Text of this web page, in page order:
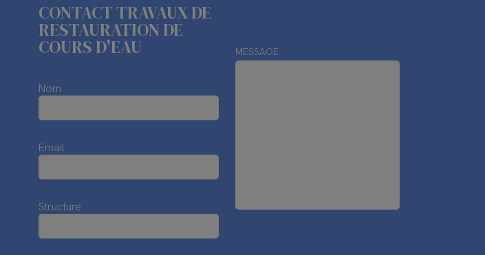
CONTACT TRAVAUX DE
RESTAURATION DE
COURS D'EAU
Nom
Email
Structure
MESSAGE